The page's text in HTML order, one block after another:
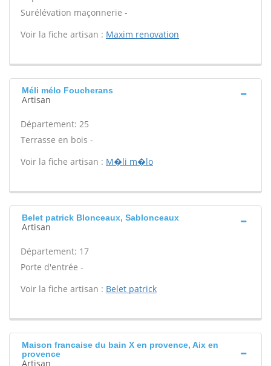
Surélévation maçonnerie -
Voir la fiche artisan : Maxim renovation
Méli mélo Foucherans
Artisan
Département: 25
Terrasse en bois -
Voir la fiche artisan : M�li m�lo
Belet patrick Blonceaux, Sablonceaux
Artisan
Département: 17
Porte d'entrée -
Voir la fiche artisan : Belet patrick
Maison francaise du bain X en provence, Aix en
provence
Artisan